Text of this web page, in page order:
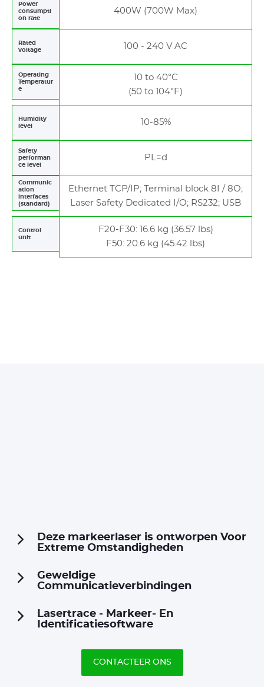
Power
consumpti
on rate
400W (700W Max)
Rated
voltage
100 - 240 V AC
Operating
Temperatur
e
10 to 40°C
(50 to 104°F)
Humidity
level
10-85%
Safety
performan
ce level
PL=d
Communic
ation
interfaces
(standard)
Ethernet TCP/IP; Terminal block 8I / 8O;
Laser Safety Dedicated I/O; RS232; USB
Control
unit
F20-F30: 16.6 kg (36.57 lbs)
F50: 20.6 kg (45.42 lbs)
Deze markeerlaser is ontworpen Voor
Extreme Omstandigheden
Geweldige
Communicatieverbindingen
Lasertrace - Markeer- En
Identificatiesoftware
CONTACTEER ONS